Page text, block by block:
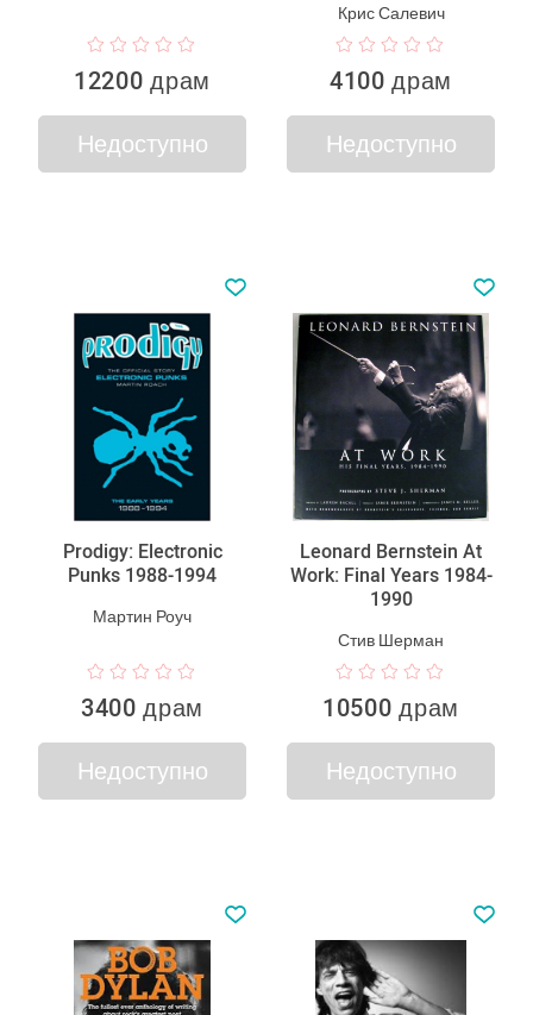
12200 драм
Недоступно
Крис Салевич
4100 драм
Недоступно
Prodigy: Electronic
Punks 1988-1994
Мартин Роуч
3400 драм
Недоступно
Leonard Bernstein At
Work: Final Years 1984-
1990
Стив Шерман
10500 драм
Недоступно